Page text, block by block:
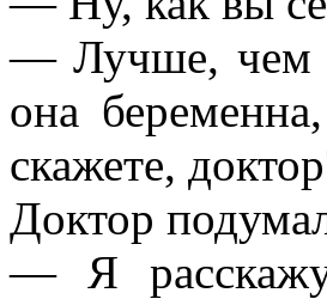
— Лучше, чем
она
скажете,
Доктор
— Я